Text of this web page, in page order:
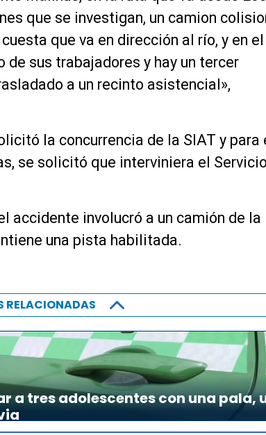
que se investigan, un camion
que va en dirección al río, y en el
sus trabajadores y hay un tercer
a un recinto asistencial»,
la concurrencia de la SIAT y para
se solicitó que interviniera el Servicio
accidente involucró a un camión de la
una pista habilitada.
RELACIONADAS
a tres adolescentes con una pala,